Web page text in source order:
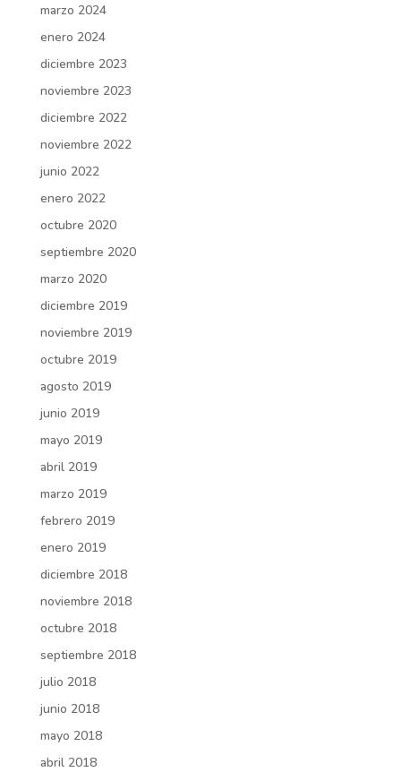
marzo 2024
enero 2024
diciembre 2023
noviembre 2023
diciembre 2022
noviembre 2022
junio 2022
enero 2022
octubre 2020
septiembre 2020
marzo 2020
diciembre 2019
noviembre 2019
octubre 2019
agosto 2019
junio 2019
mayo 2019
abril 2019
marzo 2019
febrero 2019
enero 2019
diciembre 2018
noviembre 2018
octubre 2018
septiembre 2018
julio 2018
junio 2018
mayo 2018
abril 2018